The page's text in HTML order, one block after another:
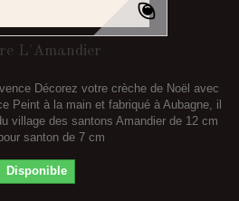
L'Amandier
Décorez votre crèche de Noël avec
Peint à la main et fabriqué à Aubagne, il
village des santons Amandier de 12 cm
santon de 7 cm
Disponible